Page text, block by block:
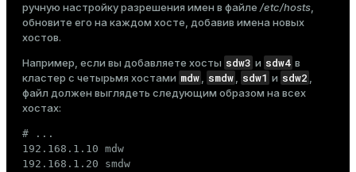
ручную настройку разрешения имен в файле /etc/hosts,
обновите его на каждом хосте, добавив имена новых
хостов.
Например, если вы добавляете хосты sdw3 и sdw4 в
кластер с четырьмя хостами mdw, smdw, sdw1 и sdw2 ,
файл должен выглядеть следующим образом на всех
хостах:
# ...
192.168.1.10 mdw
192.168.1.20 smdw